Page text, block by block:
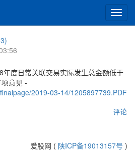
切
换
度日常关联交易实际发生总金额低于
意见 -
2019-03-14/1205897739.PDF
评论
爱股网 ( 陕ICP备19013157号 )